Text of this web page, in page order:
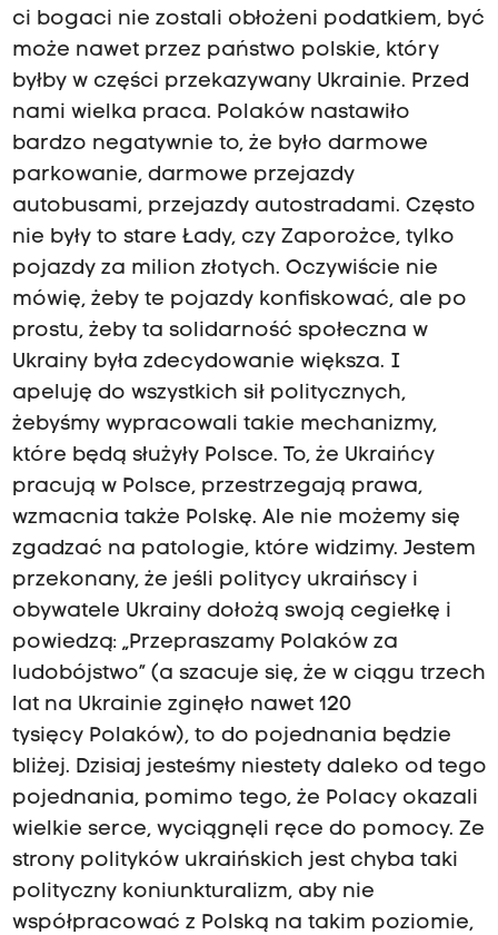
ci bogaci nie zostali obłożeni podatkiem, być
może nawet przez państwo polskie, który
byłby w części przekazywany Ukrainie. Przed
nami wielka praca. Polaków nastawiło
bardzo negatywnie to, że było darmowe
parkowanie, darmowe przejazdy
autobusami, przejazdy autostradami. Często
nie były to stare Łady, czy Zaporożce, tylko
pojazdy za milion złotych. Oczywiście nie
mówię, żeby te pojazdy konfiskować, ale po
prostu, żeby ta solidarność społeczna w
Ukrainy była zdecydowanie większa. I
apeluję do wszystkich sił politycznych,
żebyśmy wypracowali takie mechanizmy,
które będą służyły Polsce. To, że Ukraińcy
pracują w Polsce, przestrzegają prawa,
wzmacnia także Polskę. Ale nie możemy się
zgadzać na patologie, które widzimy. Jestem
przekonany, że jeśli politycy ukraińscy i
obywatele Ukrainy dołożą swoją cegiełkę i
powiedzą: „Przepraszamy Polaków za
ludobójstwo” (a szacuje się, że w ciągu trzech
lat na Ukrainie zginęło nawet 120
tysięcy Polaków), to do pojednania będzie
bliżej. Dzisiaj jesteśmy niestety daleko od tego
pojednania, pomimo tego, że Polacy okazali
wielkie serce, wyciągnęli ręce do pomocy. Ze
strony polityków ukraińskich jest chyba taki
polityczny koniunkturalizm, aby nie
współpracować z Polską na takim poziomie,